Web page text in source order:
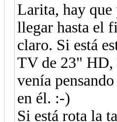
Larita, hay que
llegar hasta el
claro. Si está
TV de 23" HD,
venía
en él. :-)
Si está rota la